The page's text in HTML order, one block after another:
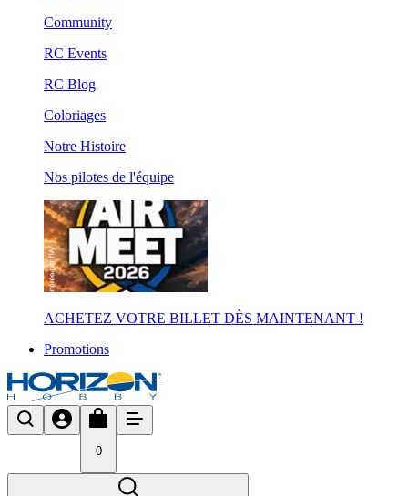
Community
RC Events
RC Blog
Coloriages
Notre Histoire
Nos pilotes de l'équipe
ACHETEZ VOTRE BILLET DÈS MAINTENANT !
Promotions
0